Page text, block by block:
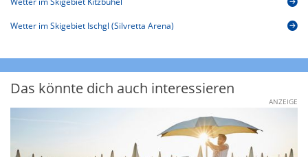
Wetter im Skigebiet Ischgl (Silvretta Arena)
Das könnte dich auch interessieren
ANZEIGE